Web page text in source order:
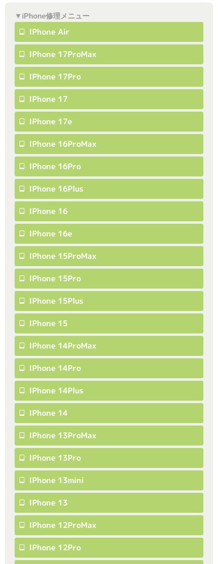
▼iPhone修理メニュー
IPhone Air
IPhone 17ProMax
IPhone 17Pro
IPhone 17
IPhone 17e
IPhone 16ProMax
IPhone 16Pro
IPhone 16Plus
IPhone 16
IPhone 16e
IPhone 15ProMax
IPhone 15Pro
IPhone 15Plus
IPhone 15
IPhone 14ProMax
IPhone 14Pro
IPhone 14Plus
IPhone 14
IPhone 13ProMax
IPhone 13Pro
IPhone 13mini
IPhone 13
IPhone 12ProMax
IPhone 12Pro